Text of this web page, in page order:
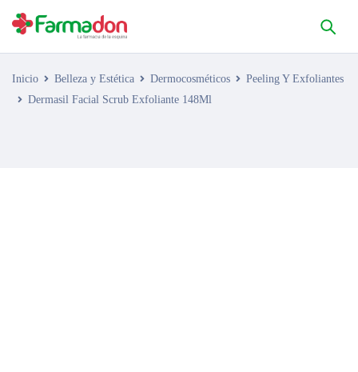
Inicio Belleza y Estética Dermocosméticos
Peeling Y Exfoliantes
Dermasil Facial Scrub Exfoliante 148Ml